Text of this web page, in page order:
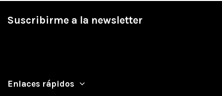
Suscribirme a la newsletter
Enlaces rápidos